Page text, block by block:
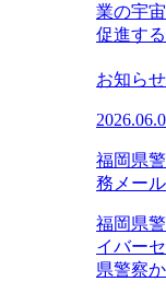
業の宇
促進す
お知らせ
福岡県
務メー
福岡県
イバー
県警察